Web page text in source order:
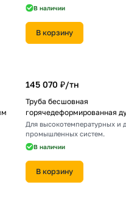
В наличии
В корзину
145 070 ₽/тн
Труба бесшовная
горячедеформированная
Для высокотемпературных и
промышленных систем.
В наличии
В корзину